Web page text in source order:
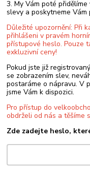
3. My Vám poté
slevy a poskytneme Vám
Důležité upozornění: Při
přihlášeni v pravém
přístupové heslo. Pouze
exkluzivní ceny!
Pokud jste již
se zobrazením slev,
postaráme o nápravu. V
jsme Vám k dispozici.
Pro přístup do
obdrželi od nás a těšíme
Zde zadejte heslo,